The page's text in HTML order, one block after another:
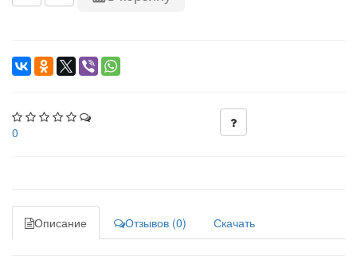
0
Описание Отзывов (0) Скачать